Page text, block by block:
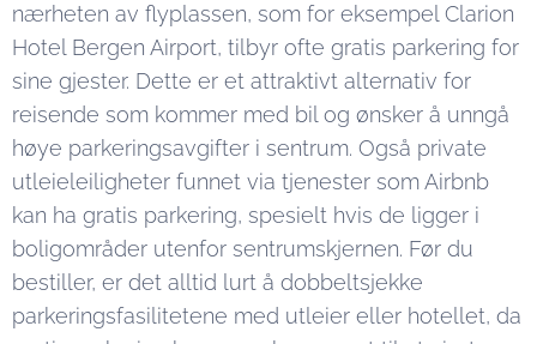
nærheten av flyplassen, som for eksempel Clarion
Hotel Bergen Airport, tilbyr ofte gratis parkering for
sine gjester. Dette er et attraktivt alternativ for
reisende som kommer med bil og ønsker å unngå
høye parkeringsavgifter i sentrum. Også private
utleieleiligheter funnet via tjenester som Airbnb
kan ha gratis parkering, spesielt hvis de ligger i
boligområder utenfor sentrumskjernen. Før du
bestiller, er det alltid lurt å dobbeltsjekke
parkeringsfasilitetene med utleier eller hotellet, da